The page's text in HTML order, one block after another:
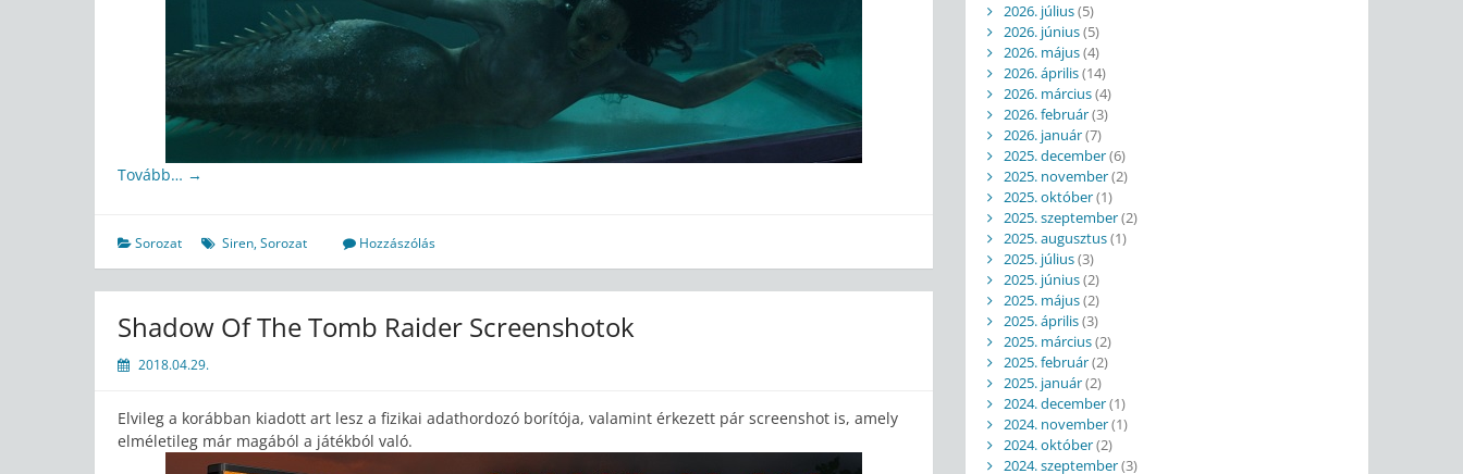
Tovább… →
Sorozat Siren,Sorozat Hozzászólás
Shadow Of The Tomb Raider Screenshotok
2018.04.29.
Elvileg a korábban kiadott art lesz a fizikai adathordozó borítója, valamint érkezett pár screenshot is, amely
elméletileg már magából a játékból való.
2026. július(5)
2026. június(5)
2026. május(4)
2026. április(14)
2026. március(4)
2026. február(3)
2026. január(7)
2025. december(6)
2025. november(2)
2025. október(1)
2025. szeptember(2)
2025. augusztus(1)
2025. július(3)
2025. június(2)
2025. május(2)
2025. április(3)
2025. március(2)
2025. február(2)
2025. január(2)
2024. december(1)
2024. november(1)
2024. október(2)
2024. szeptember(3)